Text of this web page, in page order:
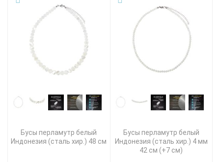
Бусы перламутр белый
Индонезия (сталь хир.) 48 см
Бусы перламутр белый
Индонезия (сталь хир.) 4 мм
42 см (+7 см)